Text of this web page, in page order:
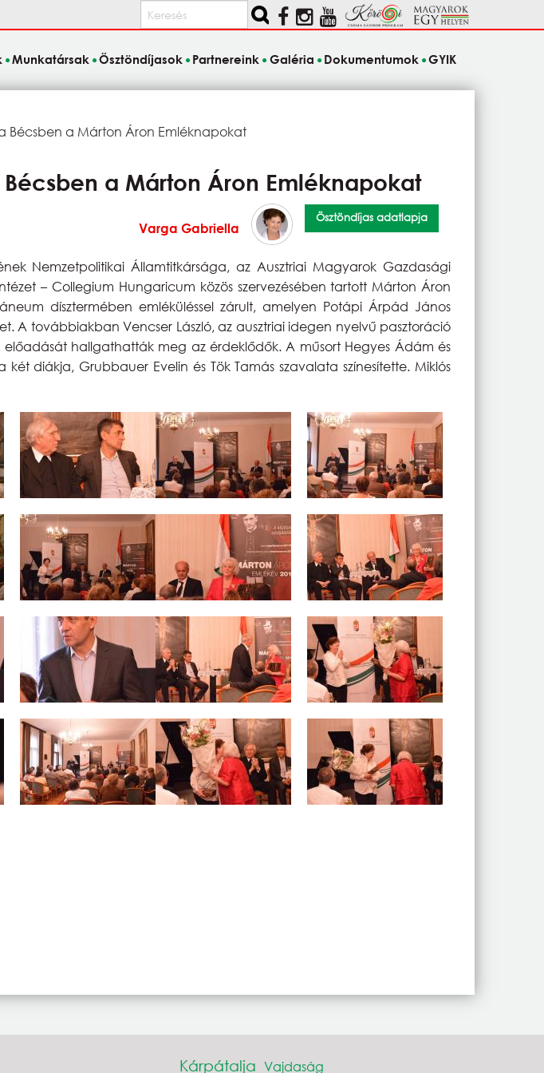
Keresés
Munkatársak Ösztöndíjasok Partnereink Galéria Dokumentumok GYIK
Bécsben a Márton Áron Emléknapokat
a Márton Áron Emléknapokat
Varga Gabriella
Ösztöndíjas adatlapja
Nemzetpolitikai Államtitkársága, az Ausztriai Magyarok Gazdasági
– Collegium Hungaricum közös szervezésében tartott Márton Áron
dísztermében emléküléssel zárult, amelyen Potápi Árpád János
A továbbiakban Vencser László, az ausztriai idegen nyelvű pasztoráció
előadását hallgathatták meg az érdeklődők. A műsort Hegyes Ádám és
diákja, Grubbauer Evelin és Tök Tamás szavalata színesítette. Miklós
Kárpátalja Vajdaság